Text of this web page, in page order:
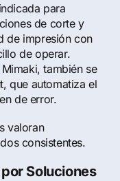
para
de corte y
de impresión con
de operar.
también se
que automatiza el
de error.
valoran
consistentes.
Soluciones